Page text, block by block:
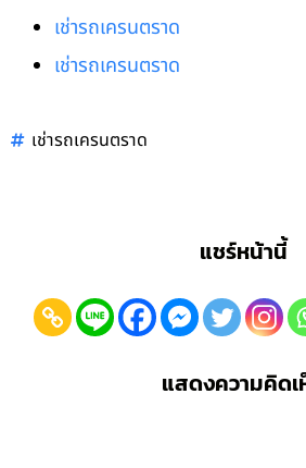
เช่ารถเครนตราด
เช่ารถเครนตราด
เช่ารถเครนตราด
แชร์หน้านี้
แสดงความคิดเ